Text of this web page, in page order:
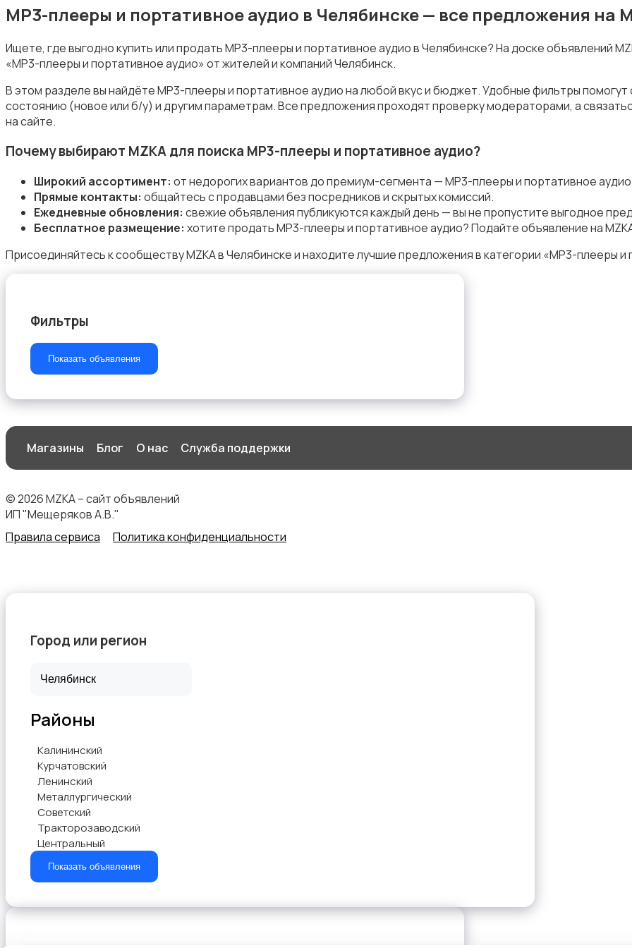
Электронные книги
Спутниковое и цифровое ТВ
Микрофоны
MP3-плееры и портативное аудио в Челябинске — все предложения на
Ищете, где выгодно купить или продать MP3-плееры и портативное аудио в Челябинске? На доске объявлений
«MP3-плееры и портативное аудио» от жителей и компаний Челябинск.
В этом разделе вы найдёте MP3-плееры и портативное аудио на любой вкус и бюджет. Удобные фильтры
состоянию (новое или б/у) и другим параметрам. Все предложения проходят проверку модераторами, а
на сайте.
Почему выбирают MZKA для поиска MP3-плееры и портативное аудио?
Широкий ассортимент: от недорогих вариантов до премиум-сегмента — MP3-плееры и портативное
Прямые контакты: общайтесь с продавцами без посредников и скрытых комиссий.
Ежедневные обновления: свежие объявления публикуются каждый день — вы не пропустите выгодное
Бесплатное размещение: хотите продать MP3-плееры и портативное аудио? Подайте объявление на
Присоединяйтесь к сообществу MZKA в Челябинске и находите лучшие предложения в категории «MP3-плееры
Фильтры
Показать объявления
Магазины Блог О нас Служба поддержки
© 2026 MZKA – сайт объявлений
ИП "Мещеряков А.В."
Правила сервиса
Политика конфиденциальности
Город или регион
Районы
Калининский
Курчатовский
Ленинский
Металлургический
Советский
Тракторозаводский
Центральный
Показать объявления